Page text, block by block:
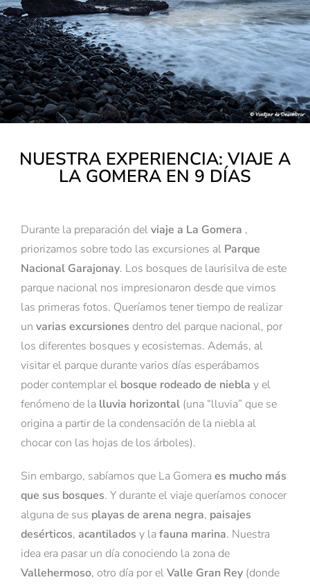
NUESTRA EXPERIENCIA: VIAJE A
LA GOMERA EN 9 DÍAS
Durante la preparación delviaje a La Gomera ,
priorizamos sobre todo las excursiones al Parque
Nacional Garajonay. Los bosques de laurisilva de este
parque nacional nos impresionaron desde que vimos
las primeras fotos. Queríamos tener tiempo de realizar
un varias excursiones dentro del parque nacional, por
los diferentes bosques y ecosistemas. Además, al
visitar el parque durante varios días esperábamos
poder contemplar el bosque rodeado de niebla y el
fenómeno de la lluvia horizontal (una “lluvia” que se
origina a partir de la condensación de la niebla al
chocar con las hojas de los árboles).
Sin embargo, sabíamos que La Gomera es mucho más
que sus bosques. Y durante el viaje queríamos conocer
alguna de sus playas de arena negra, paisajes
desérticos, acantilados y la fauna marina. Nuestra
idea era pasar un día conociendo la zona de
Vallehermoso, otro día por elValle Gran Rey (donde